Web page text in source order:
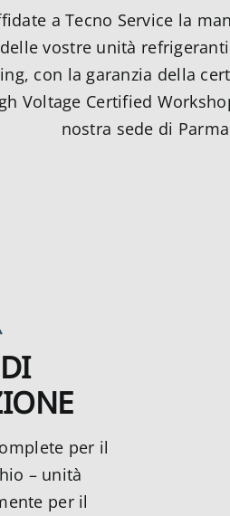
a Tecno Service la
delle vostre unità
con la garanzia della
Voltage Certified
nostra sede di
per il
– unità
per il